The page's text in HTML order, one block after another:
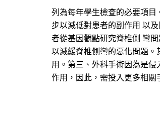
列為每年學生檢查的必要項
步以減低對患者的副作用 以
者從基因觀點研究脊椎側 彎
以減緩脊椎側彎的惡化問題
用。第三、外科手術因為是
作用，因此，需投入更多相關